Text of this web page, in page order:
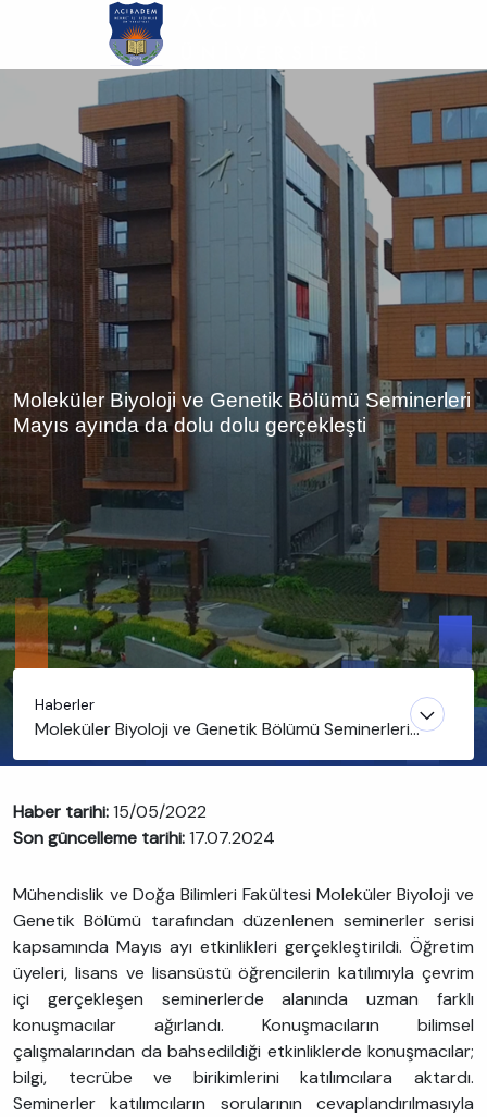
atla
Moleküler Biyoloji ve Genetik Bölümü Seminerleri
Mayıs ayında da dolu dolu gerçekleşti
Haberler
Moleküler Biyoloji ve Genetik Bölümü Seminerleri
Haber tarihi:15/05/2022
Son güncelleme tarihi:17.07.2024
Mühendislik ve Doğa Bilimleri Fakültesi Moleküler Biyoloji ve
Genetik Bölümü tarafından düzenlenen seminerler serisi
kapsamında Mayıs ayı etkinlikleri gerçekleştirildi. Öğretim
üyeleri, lisans ve lisansüstü öğrencilerin katılımıyla çevrim
içi gerçekleşen seminerlerde alanında uzman farklı
konuşmacılar ağırlandı. Konuşmacıların bilimsel
çalışmalarından da bahsedildiği etkinliklerde konuşmacılar;
bilgi, tecrübe ve birikimlerini katılımcılara aktardı.
Seminerler katılımcıların sorularının cevaplandırılmasıyla